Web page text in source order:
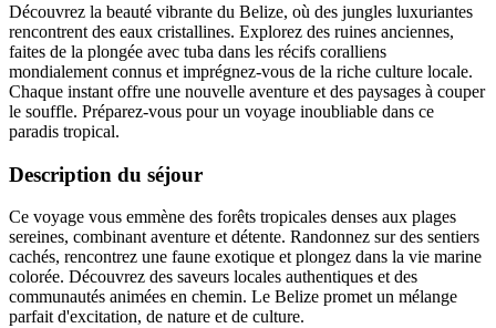
Découvrez la beauté vibrante du Belize, où des jungles luxuriantes
rencontrent des eaux cristallines. Explorez des ruines anciennes,
faites de la plongée avec tuba dans les récifs coralliens
mondialement connus et imprégnez-vous de la riche culture locale.
Chaque instant offre une nouvelle aventure et des paysages à couper
le souffle. Préparez-vous pour un voyage inoubliable dans ce
paradis tropical.
Description du séjour
Ce voyage vous emmène des forêts tropicales denses aux plages
sereines, combinant aventure et détente. Randonnez sur des sentiers
cachés, rencontrez une faune exotique et plongez dans la vie marine
colorée. Découvrez des saveurs locales authentiques et des
communautés animées en chemin. Le Belize promet un mélange
parfait d'excitation, de nature et de culture.